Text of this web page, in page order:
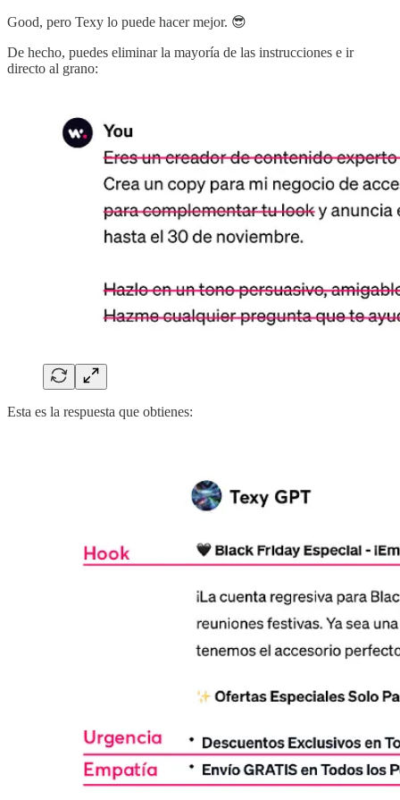
Good, pero Texy lo puede hacer mejor. 😎
De hecho, puedes eliminar la mayoría de las instrucciones e ir
directo al grano:
Esta es la respuesta que obtienes: